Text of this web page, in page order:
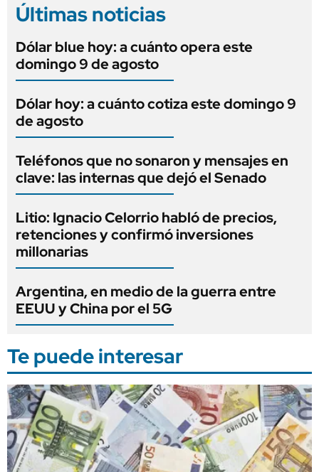
Últimas noticias
Dólar blue hoy: a cuánto opera este
domingo 9 de agosto
Dólar hoy: a cuánto cotiza este domingo 9
de agosto
Teléfonos que no sonaron y mensajes en
clave: las internas que dejó el Senado
Litio: Ignacio Celorrio habló de precios,
retenciones y confirmó inversiones
millonarias
Argentina, en medio de la guerra entre
EEUU y China por el 5G
Te puede interesar